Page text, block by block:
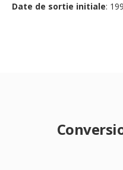
Date de sortie initiale: